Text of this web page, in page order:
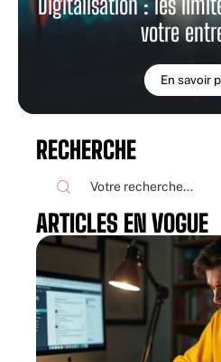
votre
En savoir
RECHERCHE
ARTICLES EN VOGUE